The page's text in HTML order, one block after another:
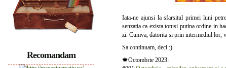
Iata-ne ajunsi la sfarsitul primei luni
senzatia ca exista totusi putina ordine in
zi. Cumva, datorita si prin intermediul lor,
Sa continuam, deci :)
🍁Octombrie 2023:
Recomandam